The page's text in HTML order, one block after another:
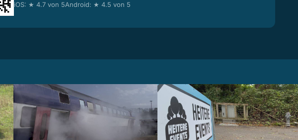
iOS: ★ 4.7 von 5Android: ★ 4.5 von 5